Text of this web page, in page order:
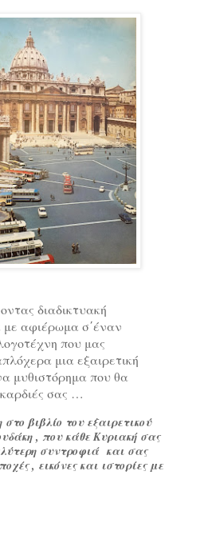
διαδικτυακή
με αφιέρωμα σ΄έναν
που μας
μια εξαιρετική
μυθιστόρημα που θα
καρδιές σας …
βιβλίο του εξαιρετικού
, που κάθε Κυριακή σας
συντροφιά και σας
, εικόνες και ιστορίες με